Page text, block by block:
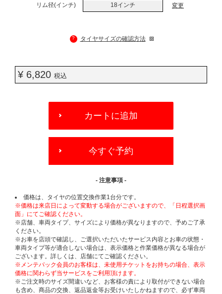
リム径(インチ) 18インチ 変更
? タイヤサイズの確認方法
¥ 6,820 税込
OPTIONS
カートに追加
今すぐ予約
- 注意事項 -
価格は、タイヤの位置交換作業1台分です。
※価格は来店日によって変動する場合がございますので、「日程選択画
面」にてご確認ください。
※店舗、車両タイプ、サイズにより価格が異なりますので、予めご了承
ください。
※お車を店頭で確認し、ご選択いただいたサービス内容とお車の状態・
車両タイプ等が適合しない場合は、表示価格と作業価格が異なる場合が
ございます。詳しくは、店舗にてご確認ください。
※メンテパック会員のお客様は、未使用チケットをお持ちの場合、表示
価格に関わらず当サービスをご利用頂けます。
※ご注文時のサイズ間違いなど、お客様の責により取付ができない場合
も含め、商品の交換、返品返金等お受けいたしかねますので、必ず車両